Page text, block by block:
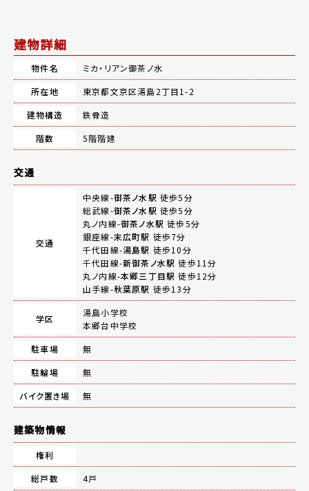
建物詳細
物件名
ミカ・リアン御茶ノ水
所在地
東京都文京区湯島2丁目1-2
建物構造
鉄骨造
階数
5階階建
交通
交通
中央線-御茶ノ水駅 徒歩5分
総武線-御茶ノ水駅 徒歩5分
丸ノ内線-御茶ノ水駅 徒歩5分
銀座線-末広町駅 徒歩7分
千代田線-湯島駅 徒歩10分
千代田線-新御茶ノ水駅 徒歩11分
丸ノ内線-本郷三丁目駅 徒歩12分
山手線-秋葉原駅 徒歩13分
学区
湯島小学校
本郷台中学校
駐車場
無
駐輪場
無
バイク置き場
無
建築物情報
権利
総戸数
4戸